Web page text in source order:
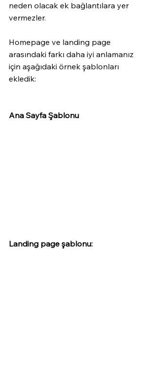
neden olacak ek bağlantılara yer
vermezler.
Homepage ve landing page
arasındaki farkı daha iyi anlamanız
için aşağıdaki örnek şablonları
ekledik:
Ana Sayfa Şablonu
Landing page şablonu: